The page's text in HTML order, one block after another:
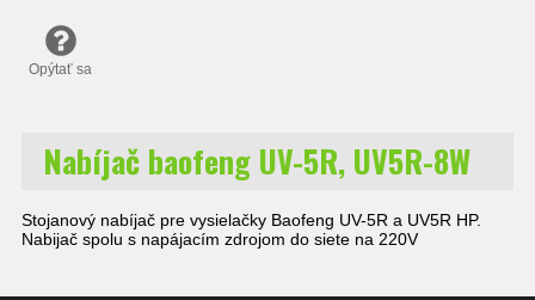
Opýtať sa
Nabíjač baofeng UV-5R, UV5R-8W
Stojanový nabíjač pre vysielačky Baofeng UV-5R a UV5R HP.
Nabijač spolu s napájacím zdrojom do siete na 220V